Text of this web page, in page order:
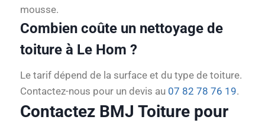
mousse.
Combien coûte un nettoyage de
toiture à Le Hom ?
Le tarif dépend de la surface et du type de toiture.
Contactez-nous pour un devis au 07 82 78 76 19.
Contactez BMJ Toiture pour